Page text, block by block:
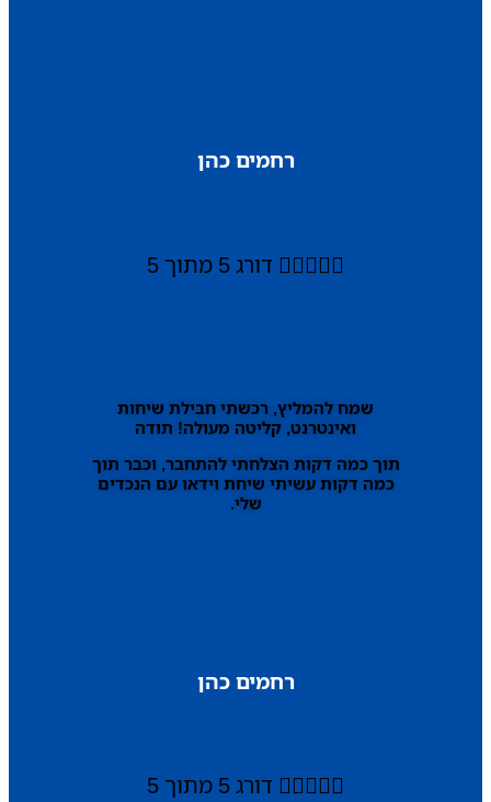
רחמים כהן
 דורג 5 מתוך 5
שמח להמליץ, רכשתי חבילת שיחות
ואינטרנט, קליטה מעולה! תודה
תוך כמה דקות הצלחתי להתחבר, וכבר תוך
כמה דקות עשיתי שיחת וידאו עם הנכדים
שלי.
רחמים כהן
 דורג 5 מתוך 5